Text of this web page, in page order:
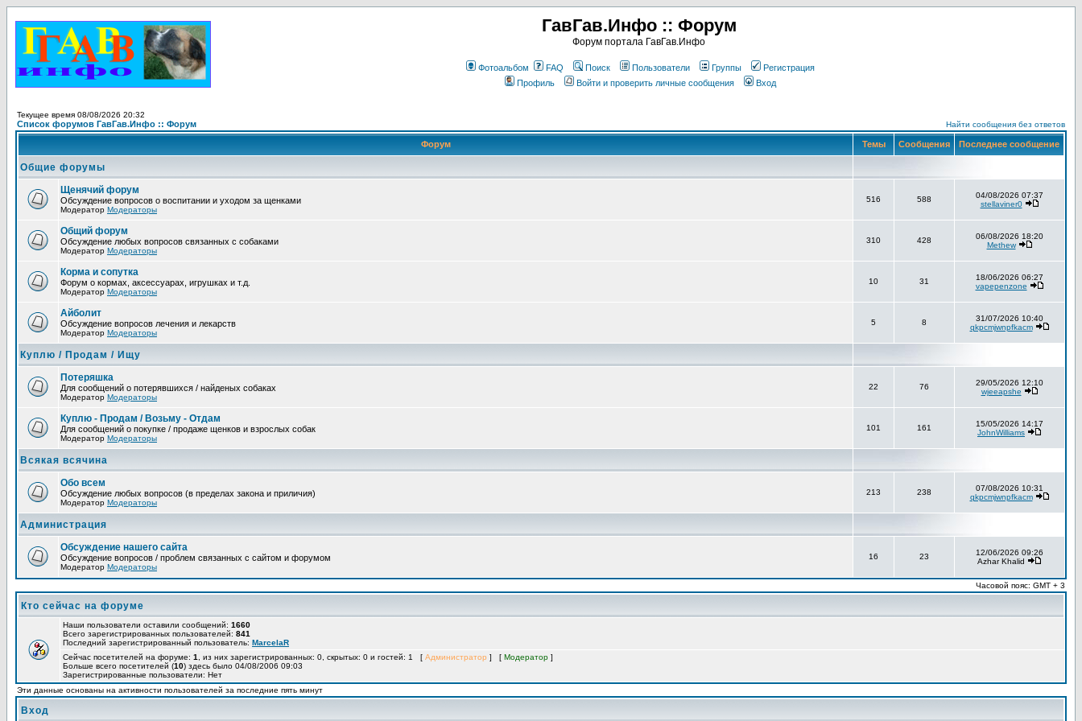
ГавГав.Инфо :: Форум
Форум портала ГавГав.Инфо
Фотоальбом FAQ Поиск Пользователи Группы
Регистрация
Профиль
Войти и проверить личные сообщения Вход
Текущее время 08/08/2026 20:32
Список форумов ГавГав.Инфо :: Форум Найти сообщения без ответов
Форум Темы Сообщения Последнее сообщение
Общие форумы
Щенячий форум
Обсуждение вопросов о воспитании и уходом за щенками
Модератор Модераторы
516 588
04/08/2026 07:37
stellaviner0
Общий форум
Обсуждение любых вопросов связанных с собаками
Модератор Модераторы
310 428
06/08/2026 18:20
Methew
Корма и сопутка
Форум о кормах, аксессуарах, игрушках и т.д.
Модератор Модераторы
10 31
18/06/2026 06:27
vapepenzone
Айболит
Обсуждение вопросов лечения и лекарств
Модератор Модераторы
5 8
31/07/2026 10:40
qkpcmjwnpfkacm
Куплю / Продам / Ищу
Потеряшка
Для сообщений о потерявшихся / найденых собаках
Модератор Модераторы
22 76
29/05/2026 12:10
wjeeapshe
Куплю - Продам / Возьму - Отдам
Для сообщений о покупке / продаже щенков и взрослых собак
Модератор Модераторы
101 161
15/05/2026 14:17
JohnWilliams
Всякая всячина
Обо всем
Обсуждение любых вопросов (в пределах закона и приличия)
Модератор Модераторы
213 238
07/08/2026 10:31
qkpcmjwnpfkacm
Администрация
Обсуждение нашего сайта
Обсуждение вопросов / проблем связанных с сайтом и форумом
Модератор Модераторы
16 23
12/06/2026 09:26
Azhar Khalid
Часовой пояс: GMT + 3
Кто сейчас на форуме
Наши пользователи оставили сообщений: 1660
Всего зарегистрированных пользователей: 841
Последний зарегистрированный пользователь: MarcelaR
Сейчас посетителей на форуме: 1 , из них зарегистрированных: 0, скрытых: 0 и гостей: 1 [ Администратор ] [ Модератор ]
Больше всего посетителей (10) здесь было 04/08/2006 09:03
Зарегистрированные пользователи: Нет
Эти данные основаны на активности пользователей за последние пять минут
Вход